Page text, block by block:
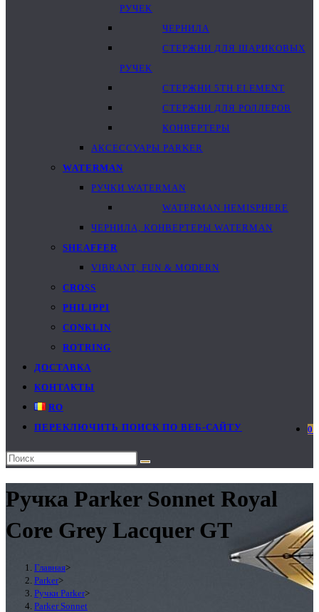
РУЧЕК
ЧЕРНИЛА
СТЕРЖНИ ДЛЯ ШАРИКОВЫХ
РУЧЕК
СТЕРЖНИ 5TH ELEMENT
СТЕРЖНИ ДЛЯ РОЛЛЕРОВ
КОНВЕРТЕРЫ
АКСЕССУАРЫ PARKER
WATERMAN
РУЧКИ WATERMAN
WATERMAN HEMISPHERE
ЧЕРНИЛА, КОНВЕРТЕРЫ WATERMAN
SHEAFFER
VIBRANT, FUN & MODERN
CROSS
PHILIPPI
CONKLIN
ROTRING
ДОСТАВКА
КОНТАКТЫ
RO
0
ПЕРЕКЛЮЧИТЬ ПОИСК ПО ВЕБ-САЙТУ
Ручка Parker Sonnet Royal
Core Grey Lacquer GT
Главная>
Parker>
Ручки Parker>
Parker Sonnet